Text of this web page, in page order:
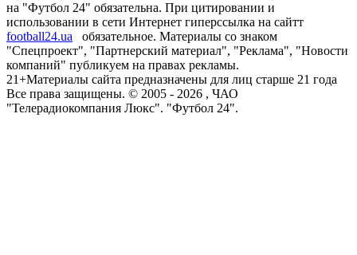
на "Футбол 24" обязательна. При цитировании и
использовании в сети Интернет гиперссылка на сайтт
football24.ua
обязательное. Материалы со знаком
"Спецпроект", "Партнерский материал", "Реклама", "Новости
компаний" публикуем на правах рекламы.
21+Материалы сайта предназначены для лиц старше 21 года
Все права защищены. © 2005 - 2026 , ЧАО
"Телерадиокомпания Люкс". "Футбол 24".